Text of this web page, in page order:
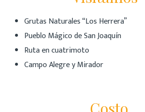
Grutas Naturales “Los Herrera”
Pueblo Mágico de San Joaquín
Ruta en cuatrimoto
Campo Alegre y Mirador